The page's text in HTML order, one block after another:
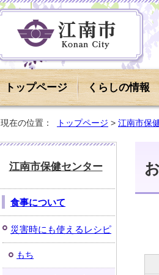
トップページ くらしの情報
現在の位置： トップページ > 江南市保
江南市保健センター
食事について
災害時にも使えるレシピ
もち